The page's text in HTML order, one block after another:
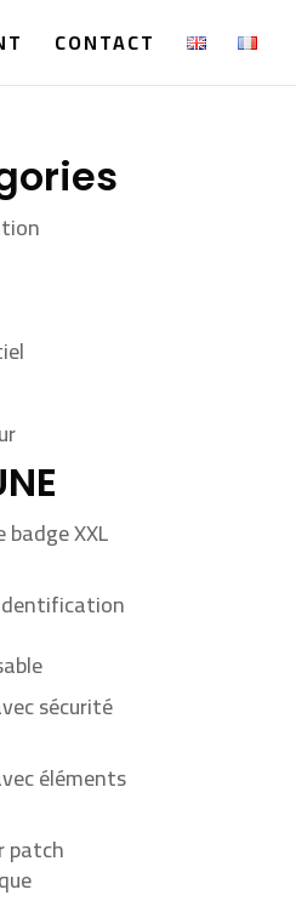
CONTACT
XXL
sécurité
éléments
patch